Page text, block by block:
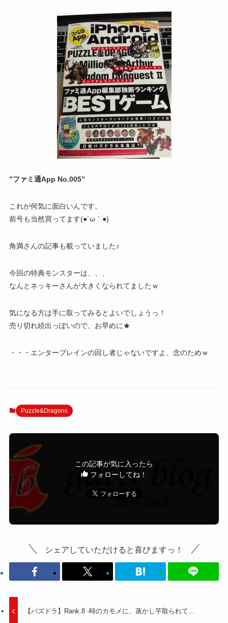
”ファミ通App No.005”
これが何気に面白いんです。
前号も当然買ってます(●´ω｀●)
角満さんの記事も載っていました♪
今回の特典モンスターは、、、
なんとネッキーさんが大きくなられてましたｗ
気になる方は手に取ってみるとよいでしょうっ！
売り切れ続出っぽいので、お早めに★
・・・エンターブレインの回し者じゃないですよ、念のためｗ
Puzzle&Dragons
この記事が気に入ったら
フォローしてね！
シェアしていただけると喜びますっ！
【パズドラ】Rank.8 -時のカモメに、蒸かし芋取られて…